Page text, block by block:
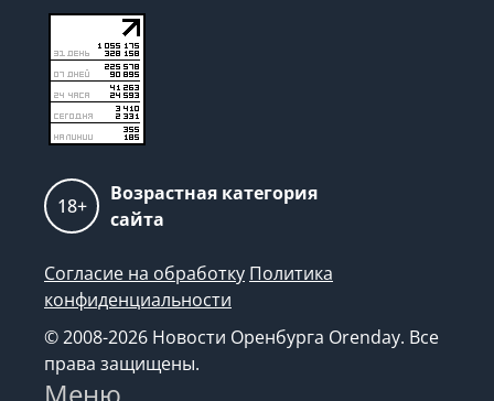
18+
Возрастная категория
сайта
Согласие на обработку Политика
конфиденциальности
© 2008-2026 Новости Оренбурга Orenday. Все
права защищены.
Меню